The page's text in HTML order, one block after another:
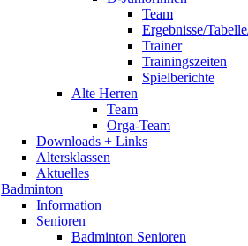
Team
Ergebnisse/
Trainer
Trainingszeiten
Spielberichte
Alte Herren
Team
Orga-Team
Downloads + Links
Altersklassen
Aktuelles
Badminton
Information
Senioren
Badminton Senioren